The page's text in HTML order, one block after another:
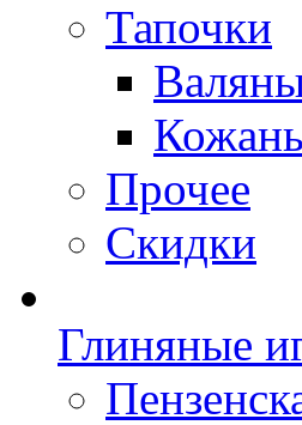
Тапочки
Прочее
Скидки
Глиняные